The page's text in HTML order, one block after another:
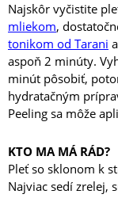
Najskôr vyčistite
mliekom,
tonikom od Tarani
aspoň 2 minúty.
minút pôsobiť,
hydratačným
Peeling sa môže
KTO MA MÁ RÁD?
Pleť so sklonom k
Najviac sedí zrelej,